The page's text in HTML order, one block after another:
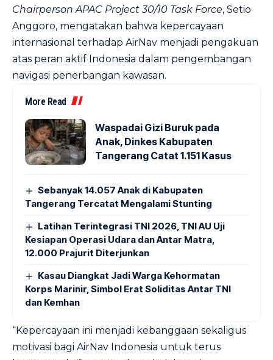
Chairperson APAC Project 30/10 Task Force, Setio
Anggoro, mengatakan bahwa kepercayaan
internasional terhadap AirNav menjadi pengakuan
atas peran aktif Indonesia dalam pengembangan
navigasi penerbangan kawasan.
More Read
Waspadai Gizi Buruk pada
Anak, Dinkes Kabupaten
Tangerang Catat 1.151 Kasus
Sebanyak 14.057 Anak di Kabupaten
Tangerang Tercatat Mengalami Stunting
Latihan Terintegrasi TNI 2026, TNI AU Uji
Kesiapan Operasi Udara dan Antar Matra,
12.000 Prajurit Diterjunkan
Kasau Diangkat Jadi Warga Kehormatan
Korps Marinir, Simbol Erat Soliditas Antar TNI
dan Kemhan
“Kepercayaan ini menjadi kebanggaan sekaligus
motivasi bagi AirNav Indonesia untuk terus